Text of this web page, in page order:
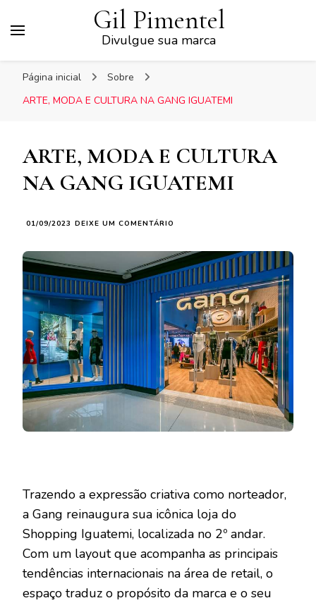
Gil Pimentel
Divulgue sua marca
Página inicial
Sobre
ARTE, MODA E CULTURA NA GANG IGUATEMI
ARTE, MODA E CULTURA
NA GANG IGUATEMI
01/09/2023 DEIXE UM COMENTÁRIO
E
CULTURA
NA
GANG
IGUATEMI
Trazendo a expressão criativa como norteador,
a Gang reinaugura sua icônica loja do
Shopping Iguatemi, localizada no 2º andar.
Com um layout que acompanha as principais
tendências internacionais na área de retail, o
espaço traduz o propósito da marca e o seu